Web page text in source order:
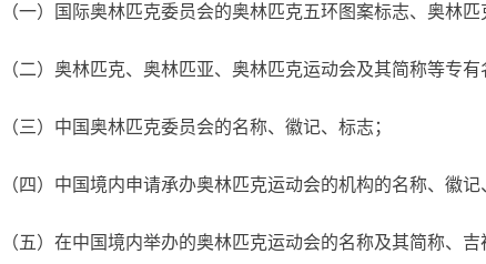
（一）国际奥林匹克委员会的奥林匹克五环图案标志、奥林
（二）奥林匹克、奥林匹亚、奥林匹克运动会及其简称等专有
（三）中国奥林匹克委员会的名称、徽记、标志；
（四）中国境内申请承办奥林匹克运动会的机构的名称、徽记
（五）在中国境内举办的奥林匹克运动会的名称及其简称、